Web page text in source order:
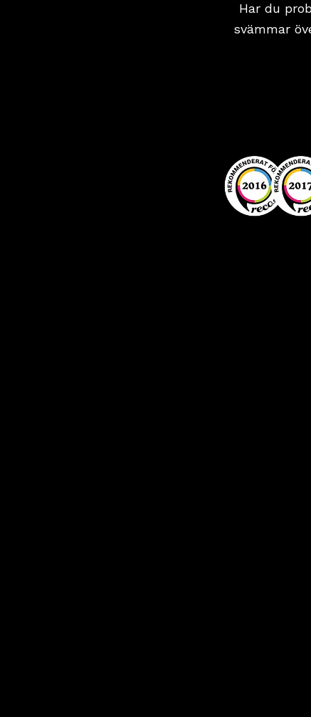
Har du
svämmar